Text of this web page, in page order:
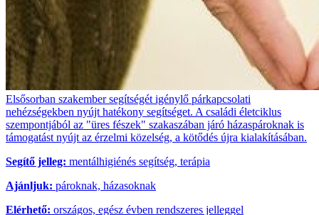
Elsősorban szakember segítségét igénylő párkapcsolati
nehézségekben nyújt hatékony segítséget. A családi életciklus
szempontjából az "üres fészek" szakaszában járó házaspároknak is
támogatást nyújt az érzelmi közelség, a kötődés újra kialakításában.
Segítő jelleg: mentálhigiénés segítség, terápia
Ajánljuk: pároknak, házasoknak
Elérhető: országos, egész évben rendszeres jelleggel